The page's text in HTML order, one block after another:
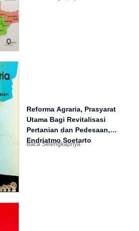
Reforma Agraria, Prasyarat
Utama Bagi Revitalisasi
Pertanian dan Pedesaan,
Endriatmo Soetarto